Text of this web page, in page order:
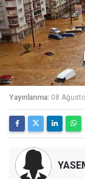
Yayınlanma: 08